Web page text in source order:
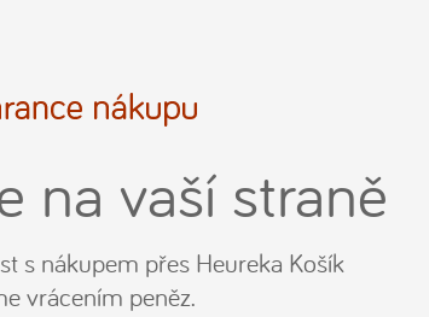
na vaší straně
s nákupem přes Heureka Košík
vrácením peněz.